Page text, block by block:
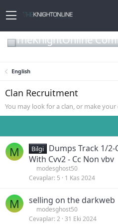
TheKnightOnline
English
Clan Recruitment
You may look for a clan, or make
M Bilgi
Dumps Track 1/2-
With Cvv2 - Cc Non vbv
modesghost50
Cevaplar 5 1 Kas 2024
M selling on the darkweb
modesghost50
Cevaplar 2 31 Eki 2024